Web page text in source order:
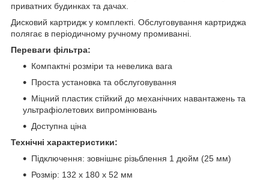
приватних будинках та дачах.
Дисковий картридж у комплекті. Обслуговування картриджа
полягає в періодичному ручному промиванні.
Переваги фільтра:
Компактні розміри та невелика вага
Проста установка та обслуговування
Міцний пластик стійкий до механічних навантажень та
ультрафіолетових випромінювань
Доступна ціна
Технічні характеристики:
Підключення: зовнішнє різьблення 1 дюйм (25 мм)
Розмір: 132 х 180 х 52 мм